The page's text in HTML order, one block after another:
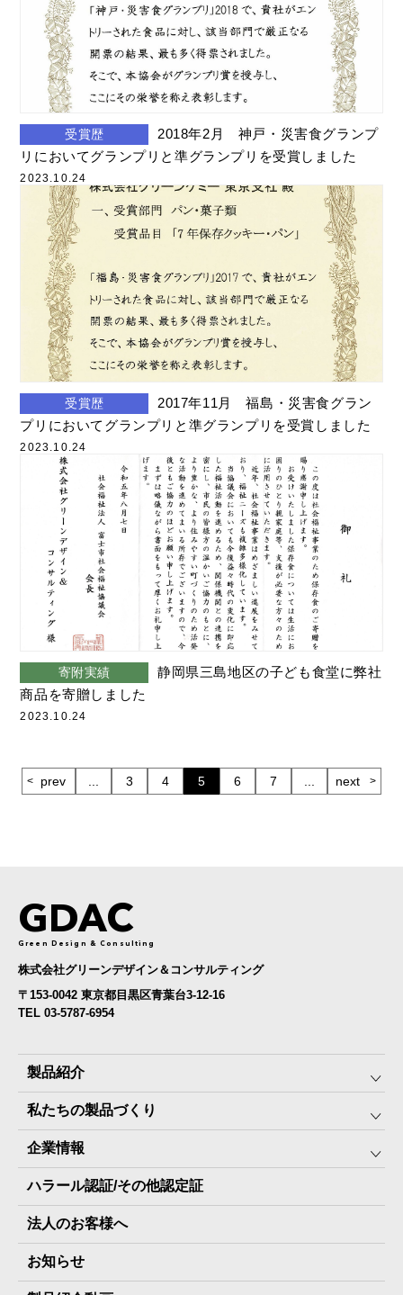
受賞歴
リにおいてグランプリと準グランプリを受賞しました
2023.10.24
受賞歴
プリにおいてグランプリと準グランプリを受賞しました
2023.10.24
寄附実績
商品を寄贈しました
2023.10.24
prev 3 4 5 6 7 next
GDAC
Green Design & Consulting
株式会社グリーンデザイン＆コンサルティング
〒153-0042 東京都目黒区青葉台3-12-16
TEL 03-5787-6954
製品紹介
みんなの保存⾷
The Next Dekade10年保存
The Next Dekade7年保存
JARAペットフード7年保存
その他製品
私たちの製品づくり
SDGSへの取り組み
JARA(ペット⽤防災備蓄⾷)について
地産地消パッケージについて
企業情報
社⻑ご挨拶
スタッフ紹介
会社概要
ハラール認証/その他認定証
法人のお客様へ
お知らせ